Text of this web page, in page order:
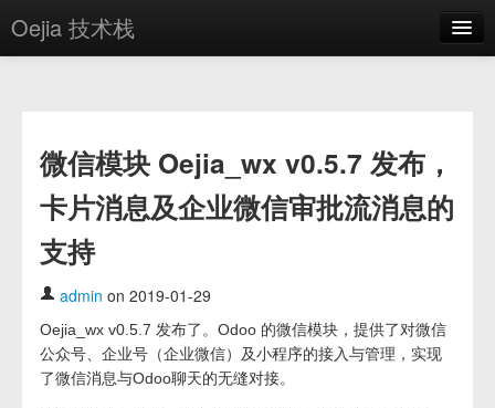
Oejia 技术栈
方案
OE学院
分享
关于
编辑器
登录
微信模块 Oejia_wx v0.5.7 发布，
卡片消息及企业微信审批流消息的
支持
admin on 2019-01-29
Oejia_wx v0.5.7 发布了。Odoo 的微信模块，提供了对微信
公众号、企业号（企业微信）及小程序的接入与管理，实现
了微信消息与Odoo聊天的无缝对接。